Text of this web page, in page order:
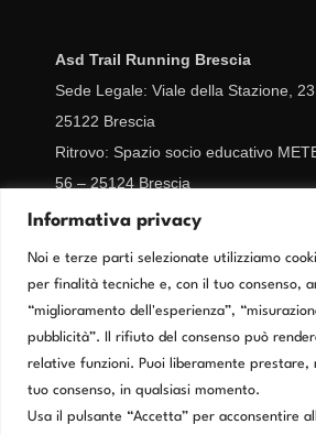
Informativa privacy
Noi e terze parti selezionate utilizziamo
per finalità tecniche e, con il tuo consenso,
“miglioramento dell'esperienza”,
pubblicità”. Il rifiuto del consenso può
relative funzioni. Puoi liberamente prestare,
tuo consenso, in qualsiasi momento.
Usa il pulsante “Accetta” per acconsentire
Asd Trail Running Brescia
Sede Legale: Viale della Stazione,
25122 Brescia
Ritrovo: Spazio socio educativo
56 – 25124 Brescia
CF/IVA 02977670989
Cookie Policy
Privacy Policy